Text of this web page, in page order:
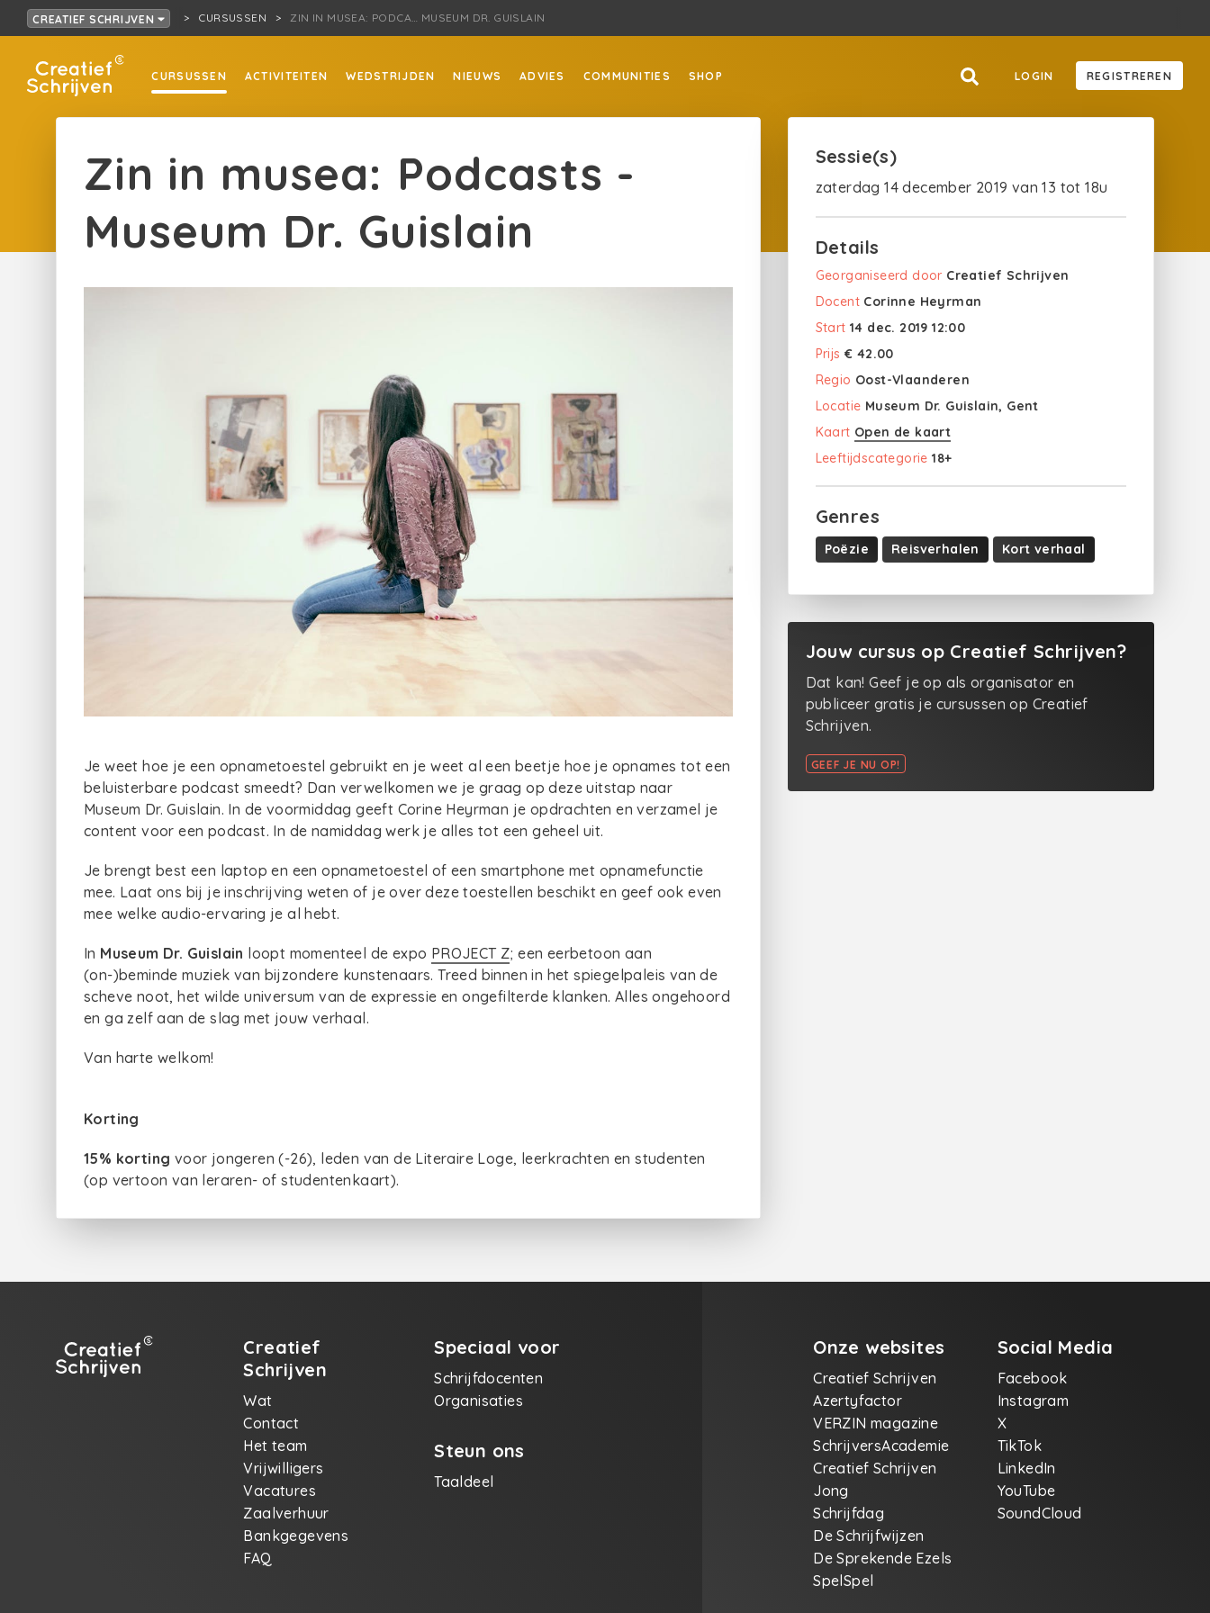
CREATIEF SCHRIJVEN CURSUSSEN ZIN IN MUSEA: PODCA… MUSEUM DR. GUISLAIN
CURSUSSEN ACTIVITEITEN WEDSTRIJDEN NIEUWS ADVIES COMMUNITIES SHOP LOGIN REGISTREREN
Zin in musea: Podcasts -
Museum Dr. Guislain
Je weet hoe je een opnametoestel gebruikt en je weet al een beetje hoe je opnames tot een
beluisterbare podcast smeedt? Dan verwelkomen we je graag op deze uitstap naar
Museum Dr. Guislain. In de voormiddag geeft Corine Heyrman je opdrachten en verzamel je
content voor een podcast. In de namiddag werk je alles tot een geheel uit.
Je brengt best een laptop en een opnametoestel of een smartphone met opnamefunctie
mee. Laat ons bij je inschrijving weten of je over deze toestellen beschikt en geef ook even
mee welke audio-ervaring je al hebt.
In Museum Dr. Guislain loopt momenteel de expo PROJECT Z; een eerbetoon aan
(on-)beminde muziek van bijzondere kunstenaars. Treed binnen in het spiegelpaleis van de
scheve noot, het wilde universum van de expressie en ongefilterde klanken. Alles ongehoord
en ga zelf aan de slag met jouw verhaal.
Van harte welkom!
Korting
15% korting voor jongeren (-26), leden van de Literaire Loge, leerkrachten en studenten
(op vertoon van leraren- of studentenkaart).
Sessie(s)
zaterdag 14 december 2019 van 13 tot 18u
Details
Georganiseerd door Creatief Schrijven
Docent Corinne Heyrman
Start 14 dec. 2019 12:00
Prijs € 42.00
Regio Oost-Vlaanderen
Locatie Museum Dr. Guislain, Gent
Kaart Open de kaart
Leeftijdscategorie 18+
Genres
Poëzie Reisverhalen Kort verhaal
Jouw cursus op Creatief Schrijven?
Dat kan! Geef je op als organisator en
publiceer gratis je cursussen op Creatief
Schrijven.
GEEF JE NU OP!
Creatief
Schrijven
Wat
Contact
Het team
Vrijwilligers
Vacatures
Zaalverhuur
Bankgegevens
FAQ
Speciaal voor
Schrijfdocenten
Organisaties
Steun ons
Taaldeel
Onze websites
Creatief Schrijven
Azertyfactor
VERZIN magazine
SchrijversAcademie
Creatief Schrijven
Jong
Schrijfdag
De Schrijfwijzen
De Sprekende Ezels
SpelSpel
Social Media
Facebook
Instagram
X
TikTok
LinkedIn
YouTube
SoundCloud